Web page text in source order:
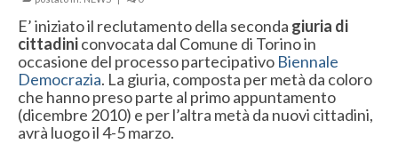
NEWS
CONTATTI
RICHIEDI UN PREVENTIVO
LAVORO E STAGE
E’ iniziato il reclutamento della seconda giuria di
cittadiniconvocata dal Comune di Torino in
occasione del processo partecipativo Biennale
Democrazia. La giuria, composta per metà da coloro
che hanno preso parte al primo appuntamento
(dicembre 2010) e per l’altra metà da nuovi cittadini,
avrà luogo il 4-5 marzo.